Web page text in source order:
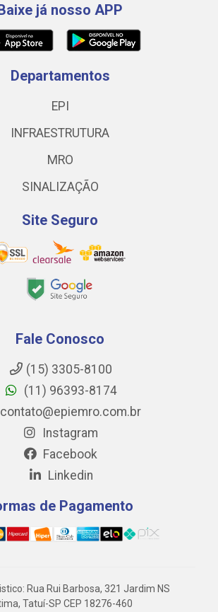
já nosso APP
Departamentos
EPI
INFRAESTRUTURA
MRO
SINALIZAÇÃO
Site Seguro
Fale Conosco
(15) 3305-8100
(11) 96393-8174
contato@epiemro.com.br
Instagram
Facebook
Linkedin
de Pagamento
Rua Rui Barbosa, 321 Jardim NS
Tatuí-SP CEP 18276-460